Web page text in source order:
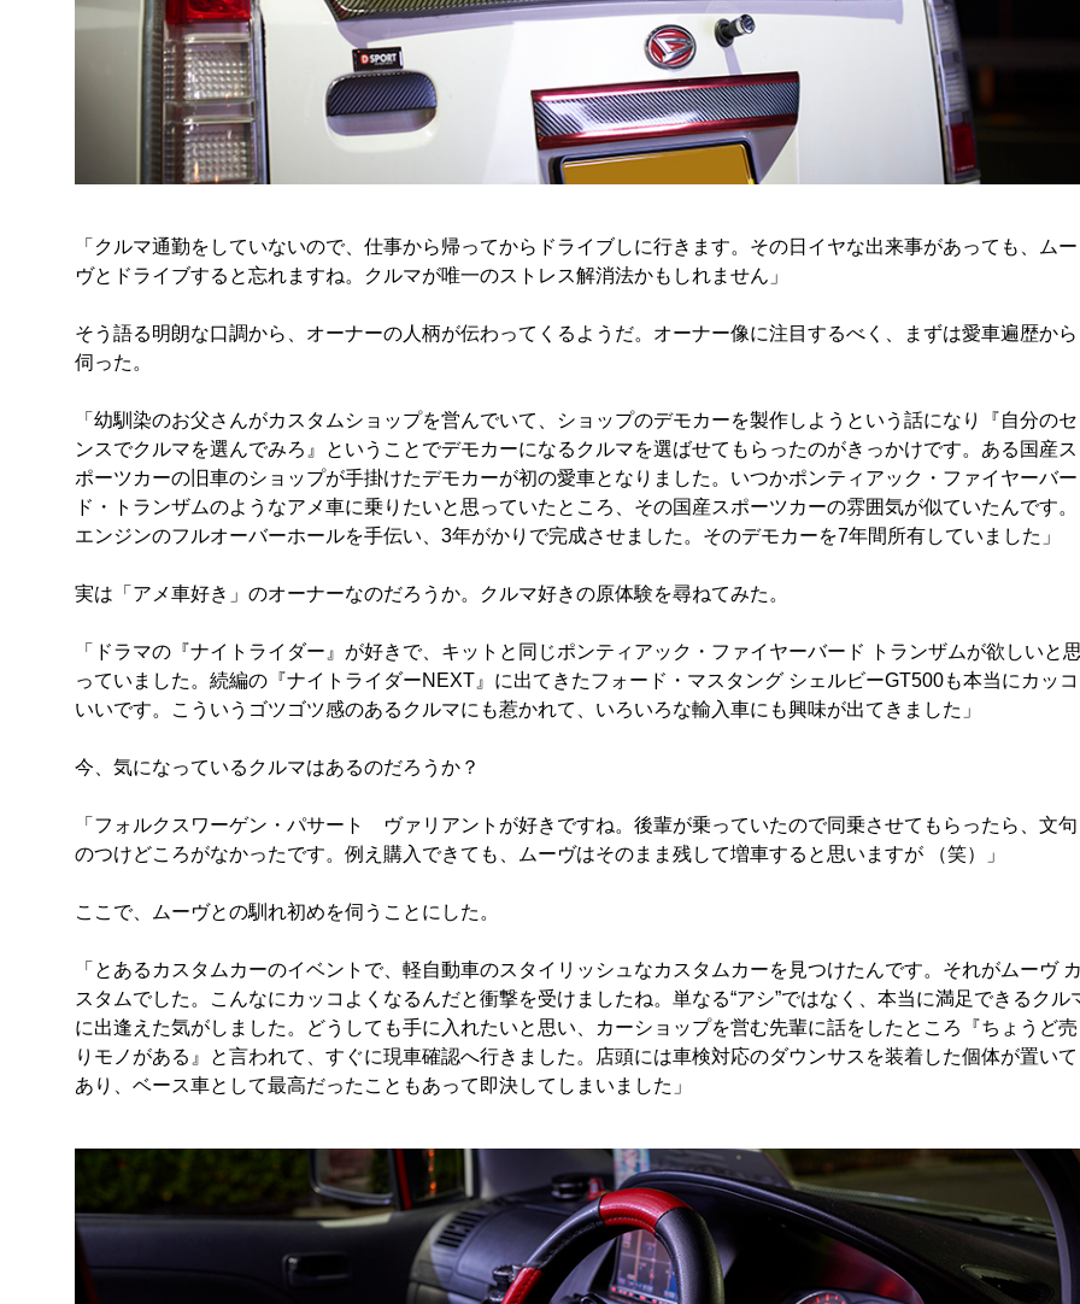
「クルマ通勤をしていないので、仕事から帰ってからドライブしに行きます。その日イヤな出来事があっても、ムー
ヴとドライブすると忘れますね。クルマが唯一のストレス解消法かもしれません」
そう語る明朗な口調から、オーナーの人柄が伝わってくるようだ。オーナー像に注目するべく、まずは愛車遍歴から
伺った。
「幼馴染のお父さんがカスタムショップを営んでいて、ショップのデモカーを製作しようという話になり『自分のセ
ンスでクルマを選んでみろ』ということでデモカーになるクルマを選ばせてもらったのがきっかけです。ある国産ス
ポーツカーの旧車のショップが手掛けたデモカーが初の愛車となりました。いつかポンティアック・ファイヤーバー
ド・トランザムのようなアメ車に乗りたいと思っていたところ、その国産スポーツカーの雰囲気が似ていたんです。
エンジンのフルオーバーホールを手伝い、3年がかりで完成させました。そのデモカーを7年間所有していました」
実は「アメ車好き」のオーナーなのだろうか。クルマ好きの原体験を尋ねてみた。
「ドラマの『ナイトライダー』が好きで、キットと同じポンティアック・ファイヤーバード トランザムが欲しいと
っていました。続編の『ナイトライダーNEXT』に出てきたフォード・マスタング シェルビーGT500も本当にカッコ
いいです。こういうゴツゴツ感のあるクルマにも惹かれて、いろいろな輸入車にも興味が出てきました」
今、気になっているクルマはあるのだろうか？
「フォルクスワーゲン・パサート ヴァリアントが好きですね。後輩が乗っていたので同乗させてもらったら、文句
のつけどころがなかったです。例え購入できても、ムーヴはそのまま残して増車すると思いますが （笑）」
ここで、ムーヴとの馴れ初めを伺うことにした。
「とあるカスタムカーのイベントで、軽自動車のスタイリッシュなカスタムカーを見つけたんです。それがムーヴ
スタムでした。こんなにカッコよくなるんだと衝撃を受けましたね。単なる“アシ”ではなく、本当に満足できるクル
に出逢えた気がしました。どうしても手に入れたいと思い、カーショップを営む先輩に話をしたところ『ちょうど売
りモノがある』と言われて、すぐに現車確認へ行きました。店頭には車検対応のダウンサスを装着した個体が置いて
あり、ベース車として最高だったこともあって即決してしまいました」